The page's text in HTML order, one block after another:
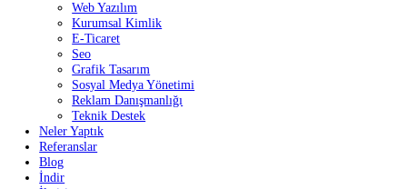
Bizi Tanıyın
Neler Yapıyoruz
Web Tasarım
Web Yazılım
Kurumsal Kimlik
E-Ticaret
Seo
Grafik Tasarım
Sosyal Medya Yönetimi